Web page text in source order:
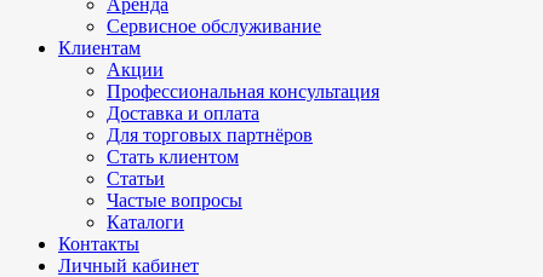
Аренда
Сервисное обслуживание
Клиентам
Акции
Профессиональная консультация
Доставка и оплата
Для торговых партнёров
Стать клиентом
Статьи
Частые вопросы
Каталоги
Контакты
Личный кабинет